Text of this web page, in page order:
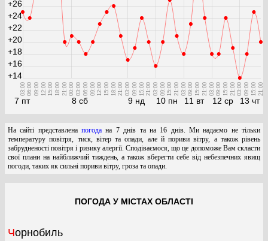
7 пт
03:0006:00 09:00 12:0015:00 18:00 21:00
8 сб
00:00 03:00 06:00 09:0012:00 15:00 18:0021:00
9 нд
03:00 09:00 15:0021:00
10 пн
03:00 09:0015:00 21:00
11 вт
03:0009:00 15:00 21:00
12 ср
03:0009:00 15:00 21:00
13 чт
03:00 09:00 15:00 21:00
+14
+16
+18
+20
+22
+24
+26
На сайті представленапогода на 7 днів та на 16 днів. Ми надаємо не тільки
температуру повітря, тиск, вітер та опади, але й пориви вітру, а також рівень
забрудненості повітря і ризику алергії. Сподіваємося, що це допоможе Вам скласти
свої плани на найближчий тиждень, а також вберегти себе від небезпечних явищ
погоди, таких як сильні пориви вітру, гроза та опади.
ПОГОДА У МІСТАХ ОБЛАСТІ
Чорнобиль